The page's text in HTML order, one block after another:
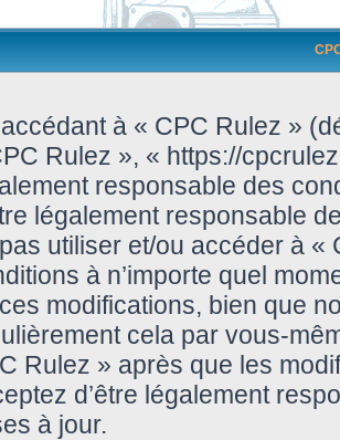
à « CPC Rulez »
Rulez », « https://
responsable des
légalement responsable
utiliser et/ou accéder à
à n’importe quel
modifications, bien que
cela par vous-
Rulez » après que les
d’être légalement
à jour.